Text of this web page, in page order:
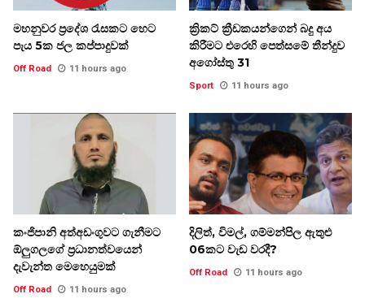
මහනුවර ප්‍රදේශ රැසකට හෙට
පැය 5ක ජල කප්පාදුවක්
Off Road 11 hours ago
ක්‍රිකට් ක්‍රීඩකයන්ගෙන් බදු අය
කිරීමට එරෙහි පෙත්සමේ තීන්දුව
අගෝස්තු 31
Sport 11 hours ago
කංජිපානි අත්අඩංගුවට ගැනීමට
ඕලුගලගේ ප්‍රධානත්වයෙන්
දැවැන්ත මෙහෙයුමක්
Off Road 11 hours ago
දිලිත්, විමල්, ගම්මන්පිල ඇතුළු
06කට වැඩ වරදී?
Off Road 11 hours ago